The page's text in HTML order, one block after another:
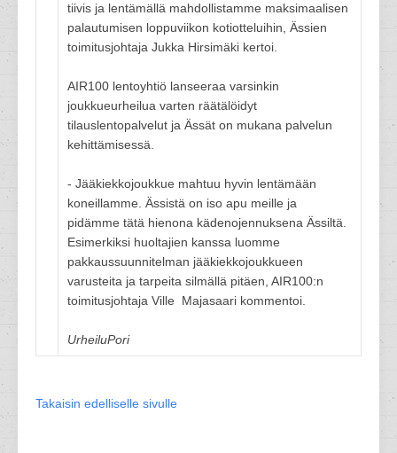
tiivis ja lentämällä mahdollistamme maksimaalisen
palautumisen loppuviikon kotiotteluihin, Ässien
toimitusjohtaja Jukka Hirsimäki kertoi.
AIR100 lentoyhtiö lanseeraa varsinkin
joukkueurheilua varten räätälöidyt
tilauslentopalvelut ja Ässät on mukana palvelun
kehittämisessä.
- Jääkiekkojoukkue mahtuu hyvin lentämään
koneillamme. Ässistä on iso apu meille ja
pidämme tätä hienona kädenojennuksena Ässiltä.
Esimerkiksi huoltajien kanssa luomme
pakkaussuunnitelman jääkiekkojoukkueen
varusteita ja tarpeita silmällä pitäen, AIR100:n
toimitusjohtaja Ville Majasaari kommentoi.
UrheiluPori
Takaisin edelliselle sivulle